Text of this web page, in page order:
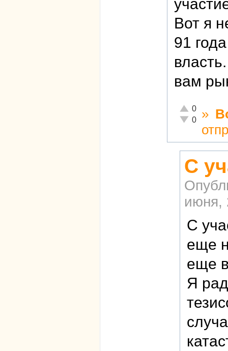
Вот я
91
вам
Отлично!
0
Неадекватно!
0 »
С
июня,
С
еще
еще
Я